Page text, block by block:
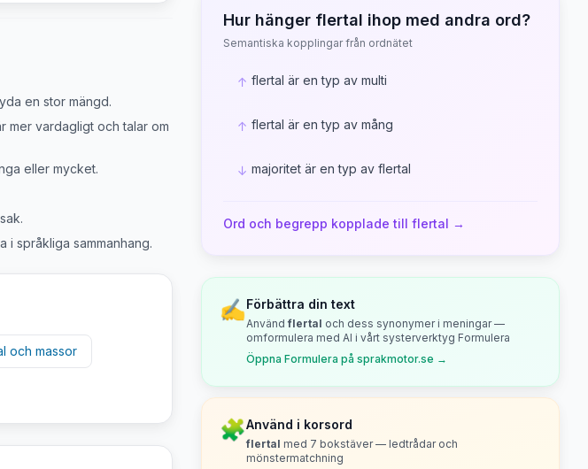
en stor mängd.
mer vardagligt och talar om
eller mycket.
i språkliga sammanhang.
och massor
Hur hänger flertal ihop med andra ord?
Semantiska kopplingar från ordnätet
↑ flertal är en typ av multi
↑ flertal är en typ av mång
↓ majoritet är en typ av flertal
Ord och begrepp kopplade till flertal →
✍️Förbättra din text
Användflertal och dess synonymer i meningar —
omformulera med AI i vårt systerverktyg Formulera
Öppna Formulera på sprakmotor.se →
🧩Använd i korsord
flertal med 7 bokstäver — ledtrådar och
mönstermatchning